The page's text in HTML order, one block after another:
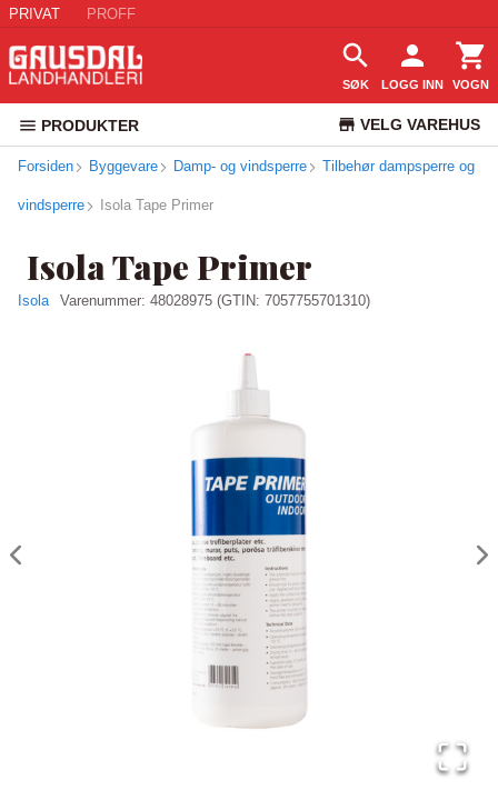
PRIVAT PROFF
SØK LOGG INN VOGN
PRODUKTER VELG VAREHUS
KUNDESERVICE
Forsiden Byggevare Damp- og vindsperre Tilbehør dampsperre og
vindsperre Isola Tape Primer
Isola Tape Primer
Isola Varenummer: 48028975 (GTIN: 7057755701310)